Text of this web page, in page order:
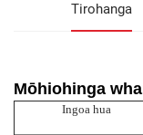
Tirohanga
Mōhiohinga
Ingoa hua